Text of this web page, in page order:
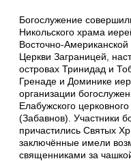
Богослужение
Никольского храма
Восточно-
Церкви Заграницей,
островах Тринидад и
Гренаде и Доминике
организации
Елабужского
(Забавнов). Участники
причастились Святых
заключённые имели
священниками за